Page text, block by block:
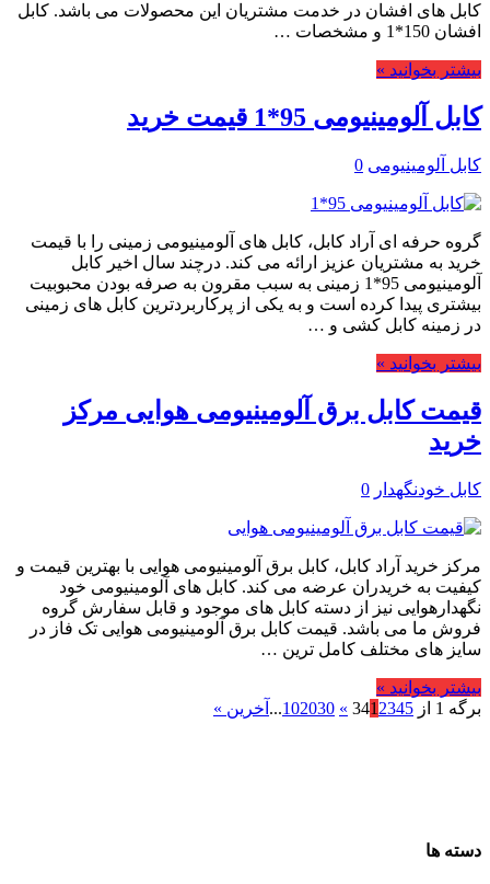
کابل های افشان در خدمت مشتریان این محصولات می باشد. کابل
افشان 150*1 و مشخصات …
بیشتر بخوانید »
کابل آلومینیومی 95*1 قیمت خرید
کابل آلومینیومی 0
گروه حرفه ای آراد کابل، کابل های آلومینیومی زمینی را با قیمت
خرید به مشتریان عزیز ارائه می کند. درچند سال اخیر کابل
آلومینیومی 95*1 زمینی به سبب مقرون به صرفه بودن محبوبیت
بیشتری پیدا کرده است و به یکی از پرکاربردترین کابل های زمینی
در زمینه کابل کشی و …
بیشتر بخوانید »
قیمت کابل برق آلومینیومی هوایی مرکز
خرید
کابل خودنگهدار 0
مرکز خرید آراد کابل، کابل برق آلومینیومی هوایی با بهترین قیمت و
کیفیت به خریدران عرضه می کند. کابل های آلومینیومی خود
نگهدارهوایی نیز از دسته کابل های موجود و قابل سفارش گروه
فروش ما می باشد. قیمت کابل برق آلومینیومی هوایی تک فاز در
سایز های مختلف کامل ترین …
بیشتر بخوانید »
برگه 1 از 34
1 2345
»
102030
... آخرین »
دسته ها